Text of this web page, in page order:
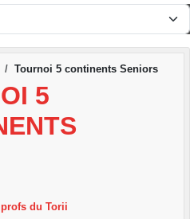
Tournoi 5 continents Seniors
5
profs du Torii